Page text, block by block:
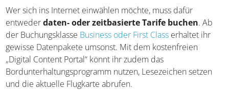
Wer sich ins Internet einwählen möchte, muss dafür
entwederdaten- oder zeitbasierte Tarife buchen. Ab
der Buchungsklasse Business oder First Class erhaltet ihr
gewisse Datenpakete umsonst. Mit dem kostenfreien
„Digital Content Portal“ könnt ihr zudem das
Bordunterhaltungsprogramm nutzen, Lesezeichen setzen
und die aktuelle Flugkarte abrufen.